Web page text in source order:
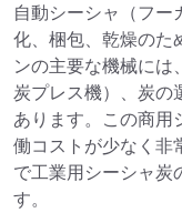
自動シーシャ（フー
化、梱包、乾燥のた
ンの主要な機械に
炭プレス機）、炭の
あります。この商用
働コストが少なく非
で工業用シーシャ炭
す。